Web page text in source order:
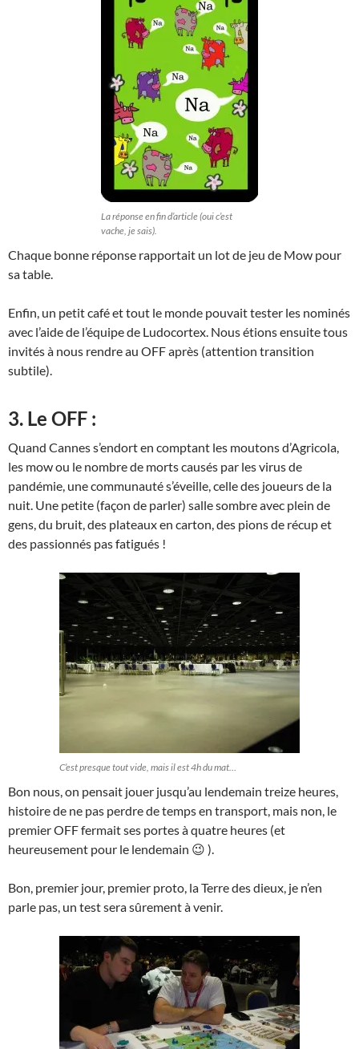
La réponse en fin d’article (oui c’est
vache, je sais).
Chaque bonne réponse rapportait un lot de jeu de Mow pour
sa table.
Enfin, un petit café et tout le monde pouvait tester les nominés
avec l’aide de l’équipe de Ludocortex. Nous étions ensuite tous
invités à nous rendre au OFF après (attention transition
subtile).
3. Le OFF :
Quand Cannes s’endort en comptant les moutons d’Agricola,
les mow ou le nombre de morts causés par les virus de
pandémie, une communauté s’éveille, celle des joueurs de la
nuit. Une petite (façon de parler) salle sombre avec plein de
gens, du bruit, des plateaux en carton, des pions de récup et
des passionnés pas fatigués !
C’est presque tout vide, mais il est 4h du mat…
Bon nous, on pensait jouer jusqu’au lendemain treize heures,
histoire de ne pas perdre de temps en transport, mais non, le
premier OFF fermait ses portes à quatre heures (et
heureusement pour le lendemain 😉 ).
Bon, premier jour, premier proto, la Terre des dieux, je n’en
parle pas, un test sera sûrement à venir.